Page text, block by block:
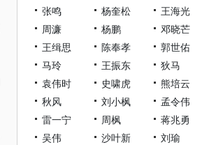
张鸣
杨奎松
王海光
周濂
杨鹏
邓晓芒
王缉思
陈奉孝
郭世佑
马玲
王振东
狄马
袁伟时
史啸虎
熊培云
秋风
刘小枫
孟令伟
雷一宁
周枫
蒋兆勇
吴伟
沙叶新
刘瑜